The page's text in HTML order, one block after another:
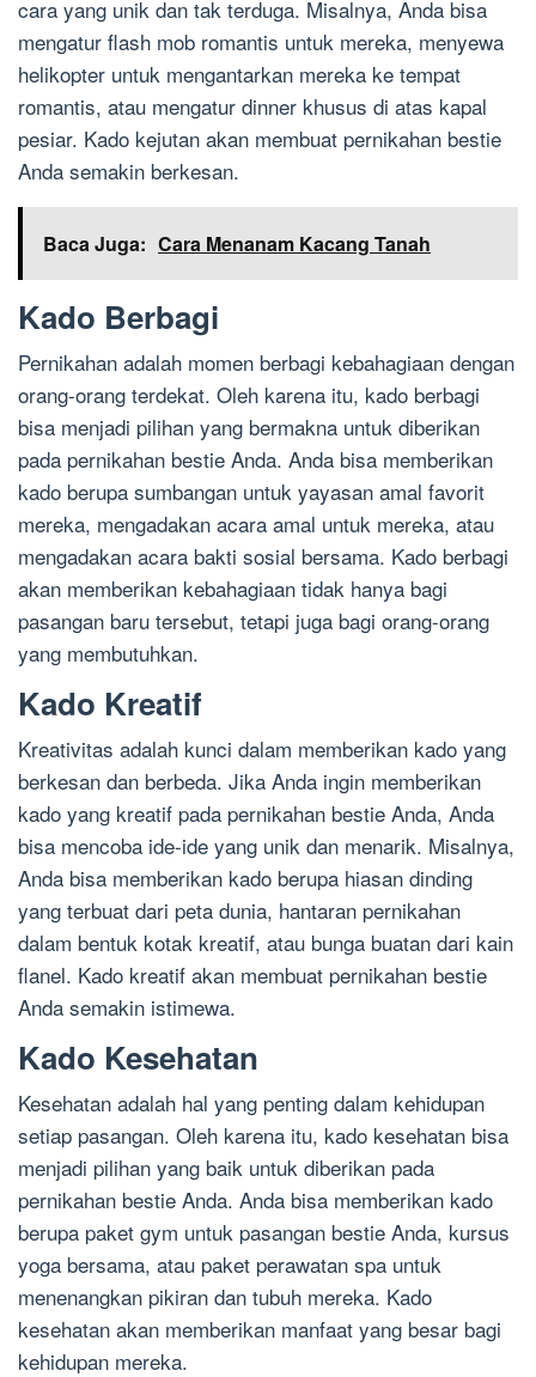
cara yang unik dan tak terduga. Misalnya, Anda bisa
mengatur flash mob romantis untuk mereka, menyewa
helikopter untuk mengantarkan mereka ke tempat
romantis, atau mengatur dinner khusus di atas kapal
pesiar. Kado kejutan akan membuat pernikahan bestie
Anda semakin berkesan.
Baca Juga: Cara Menanam Kacang Tanah
Kado Berbagi
Pernikahan adalah momen berbagi kebahagiaan dengan
orang-orang terdekat. Oleh karena itu, kado berbagi
bisa menjadi pilihan yang bermakna untuk diberikan
pada pernikahan bestie Anda. Anda bisa memberikan
kado berupa sumbangan untuk yayasan amal favorit
mereka, mengadakan acara amal untuk mereka, atau
mengadakan acara bakti sosial bersama. Kado berbagi
akan memberikan kebahagiaan tidak hanya bagi
pasangan baru tersebut, tetapi juga bagi orang-orang
yang membutuhkan.
Kado Kreatif
Kreativitas adalah kunci dalam memberikan kado yang
berkesan dan berbeda. Jika Anda ingin memberikan
kado yang kreatif pada pernikahan bestie Anda, Anda
bisa mencoba ide-ide yang unik dan menarik. Misalnya,
Anda bisa memberikan kado berupa hiasan dinding
yang terbuat dari peta dunia, hantaran pernikahan
dalam bentuk kotak kreatif, atau bunga buatan dari kain
flanel. Kado kreatif akan membuat pernikahan bestie
Anda semakin istimewa.
Kado Kesehatan
Kesehatan adalah hal yang penting dalam kehidupan
setiap pasangan. Oleh karena itu, kado kesehatan bisa
menjadi pilihan yang baik untuk diberikan pada
pernikahan bestie Anda. Anda bisa memberikan kado
berupa paket gym untuk pasangan bestie Anda, kursus
yoga bersama, atau paket perawatan spa untuk
menenangkan pikiran dan tubuh mereka. Kado
kesehatan akan memberikan manfaat yang besar bagi
kehidupan mereka.